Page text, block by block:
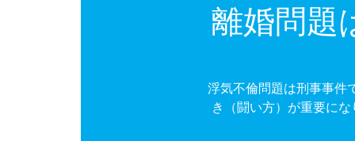
離婚問題
浮気不倫問題は刑事事件
き（闘い方）が重要に